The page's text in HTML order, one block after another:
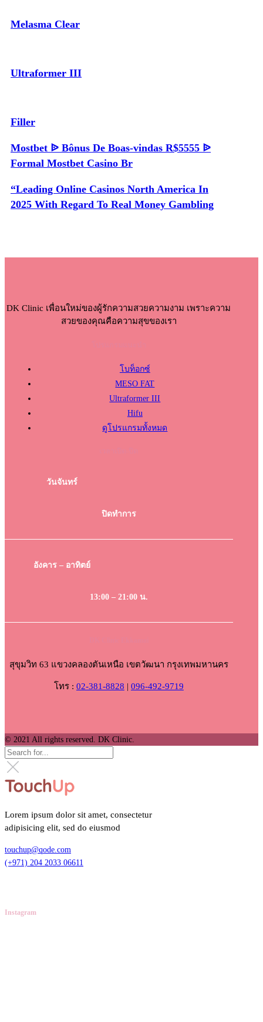
Melasma Clear
Ultraformer III
Filler
Mostbet ᐉ Bônus De Boas-vindas R$5555 ᐉ
Formal Mostbet Casino Br
“Leading Online Casinos North America In
2025 With Regard To Real Money Gambling
DK Clinic เพื่อนใหม่ของผู้รักความสวยความงาม เพราะความ
สวยของคุณคือความสุขของเรา
โบท็อกซ์
MESO FAT
Ultraformer III
Hifu
ดูโปรแกรมทั้งหมด
วันจันทร์
ปิดทำการ
อังคาร – อาทิตย์
13:00 – 21:00 น.
สุขุมวิท 63 แขวงคลองตันเหนือ เขตวัฒนา กรุงเทพมหานคร
โทร : 02-381-8828 | 096-492-9719
© 2021 All rights reserved. DK Clinic.
Lorem ipsum dolor sit amet, consectetur
adipisicing elit, sed do eiusmod
touchup@qode.com
(+971) 204 2033 06611
Instagram